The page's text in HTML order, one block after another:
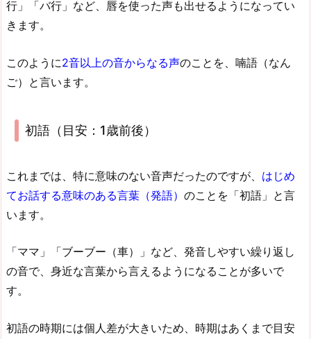
行」「バ行」など、唇を使った声も出せるようになってい
きます。
このように2音以上の音からなる声のことを、喃語（なん
ご）と言います。
初語（目安：1歳前後）
これまでは、特に意味のない音声だったのですが、 はじめ
てお話する意味のある言葉（発語） のことを「初語」と言
います。
「ママ」「ブーブー（車）」など、発音しやすい繰り返し
の音で、身近な言葉から言えるようになることが多いで
す。
初語の時期には個人差が大きいため、時期はあくまで目安